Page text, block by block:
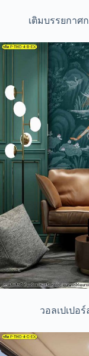
เติมบรรยกา
วอลเปเปอ